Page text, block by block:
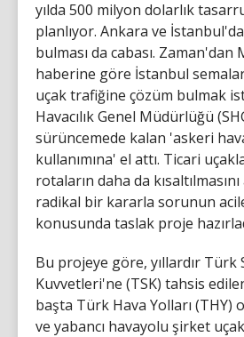
yılda 500 milyon dolarlık
planlıyor. Ankara ve
bulması da cabası.
haberine göre İstanbul
uçak trafiğine çözüm bulmak
Havacılık Genel Müdürlüğü
sürüncemede kalan 'askeri
kullanımına' el attı. Ticari
rotaların daha da
radikal bir kararla sorunun
konusunda taslak proje
Bu projeye göre, yıllardır Türk
Kuvvetleri'ne (TSK) tahsis
başta Türk Hava Yolları (THY)
ve yabancı havayolu şirket